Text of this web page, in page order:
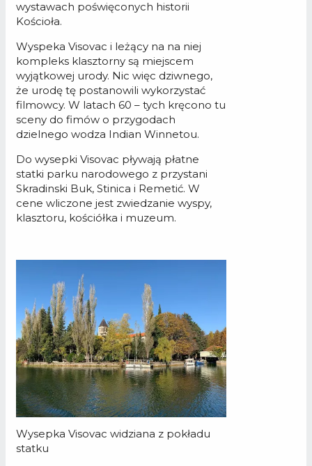
wystawach poświęconych historii
Kościoła.
Wyspeka Visovac i leżący na na niej
kompleks klasztorny są miejscem
wyjątkowej urody. Nic więc dziwnego,
że urodę tę postanowili wykorzystać
filmowcy. W latach 60 – tych kręcono tu
sceny do fimów o przygodach
dzielnego wodza Indian Winnetou.
Do wysepki Visovac pływają płatne
statki parku narodowego z przystani
Skradinski Buk, Stinica i Remetić. W
cene wliczone jest zwiedzanie wyspy,
klasztoru, kościółka i muzeum.
Wysepka Visovac widziana z pokładu
statku